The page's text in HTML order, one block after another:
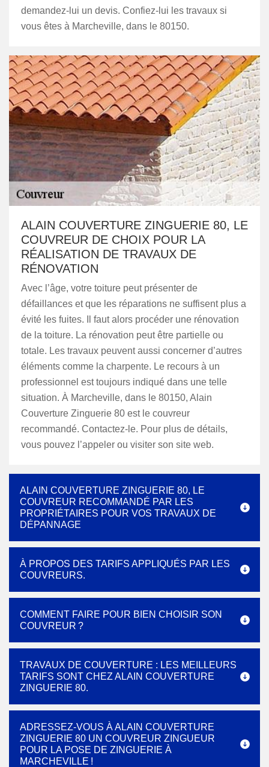
demandez-lui un devis. Confiez-lui les travaux si
vous êtes à Marcheville, dans le 80150.
ALAIN COUVERTURE ZINGUERIE 80, LE
COUVREUR DE CHOIX POUR LA
RÉALISATION DE TRAVAUX DE
RÉNOVATION
Avec l’âge, votre toiture peut présenter de
défaillances et que les réparations ne suffisent plus a
évité les fuites. Il faut alors procéder une rénovation
de la toiture. La rénovation peut être partielle ou
totale. Les travaux peuvent aussi concerner d’autres
éléments comme la charpente. Le recours à un
professionnel est toujours indiqué dans une telle
situation. À Marcheville, dans le 80150, Alain
Couverture Zinguerie 80 est le couvreur
recommandé. Contactez-le. Pour plus de détails,
vous pouvez l’appeler ou visiter son site web.
ALAIN COUVERTURE ZINGUERIE 80, LE
COUVREUR RECOMMANDÉ PAR LES
PROPRIÉTAIRES POUR VOS TRAVAUX DE
DÉPANNAGE
À PROPOS DES TARIFS APPLIQUÉS PAR LES
COUVREURS.
COMMENT FAIRE POUR BIEN CHOISIR SON
COUVREUR ?
TRAVAUX DE COUVERTURE : LES MEILLEURS
TARIFS SONT CHEZ ALAIN COUVERTURE
ZINGUERIE 80.
ADRESSEZ-VOUS À ALAIN COUVERTURE
ZINGUERIE 80 UN COUVREUR ZINGUEUR
POUR LA POSE DE ZINGUERIE À
MARCHEVILLE !